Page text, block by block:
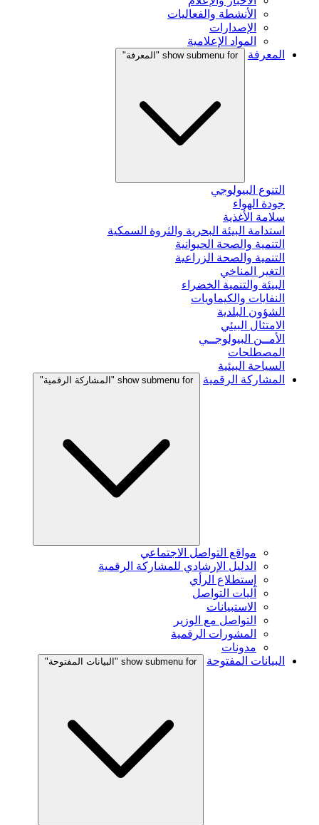
الأنشطة والفعاليات
الإصدارات
المواد الإعلامية
المعرفة
show submenu for "المعرفة"
التنوع البيولوجي
جودة الهواء
سلامة الأغذية
استدامة البيئة البحرية والثروة السمكية
التنمية والصحة الحيوانية
التنمية والصحة الزراعية
التغير المناخي
البيئة والتنمية الخضراء
النفايات والكيماويات
الشؤون البلدية
الامتثال البيئي
الأمــن البيولوجــي
المصطلحات
السياحة البيئية
المشاركة الرقمية
show submenu for "المشاركة الرقمية"
مواقع التواصل الاجتماعي
الدليل الإرشادي للمشاركة الرقمية
إستطلاع الرأي
آليات التواصل
الاستبيانات
التواصل مع الوزير
المشورات الرقمية
مدونات
البيانات المفتوحة
show submenu for "البيانات المفتوحة"